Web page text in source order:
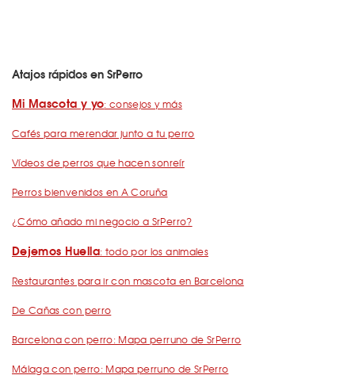
Atajos rápidos en SrPerro
Mi Mascota y yo: consejos y más
Cafés para merendar junto a tu perro
Vídeos de perros que hacen sonreír
Perros bienvenidos en A Coruña
¿Cómo añado mi negocio a SrPerro?
Dejemos Huella: todo por los animales
Restaurantes para ir con mascota en Barcelona
De Cañas con perro
Barcelona con perro: Mapa perruno de SrPerro
Málaga con perro: Mapa perruno de SrPerro